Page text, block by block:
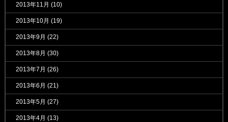
2013年11月 (10)
2013年10月 (19)
2013年9月 (22)
2013年8月 (30)
2013年7月 (26)
2013年6月 (21)
2013年5月 (27)
2013年4月 (13)